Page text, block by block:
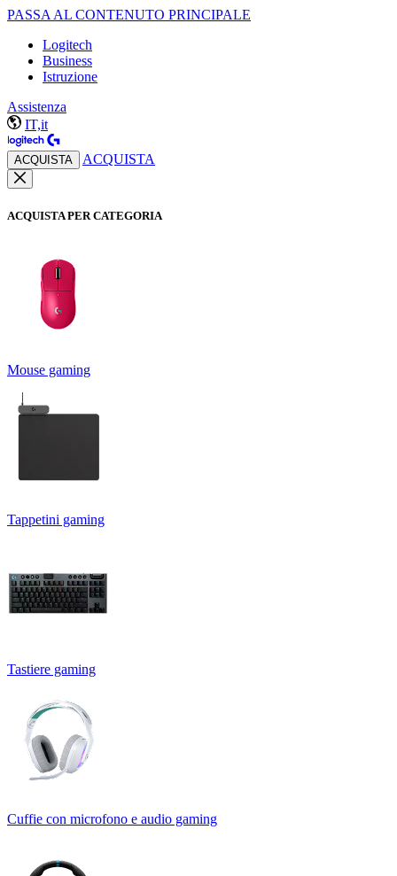
PASSA AL CONTENUTO PRINCIPALE
Logitech
Business
Istruzione
Assistenza
IT,it
ACQUISTA ACQUISTA
ACQUISTA PER CATEGORIA
Mouse gaming
Tappetini gaming
Tastiere gaming
Cuffie con microfono e audio gaming